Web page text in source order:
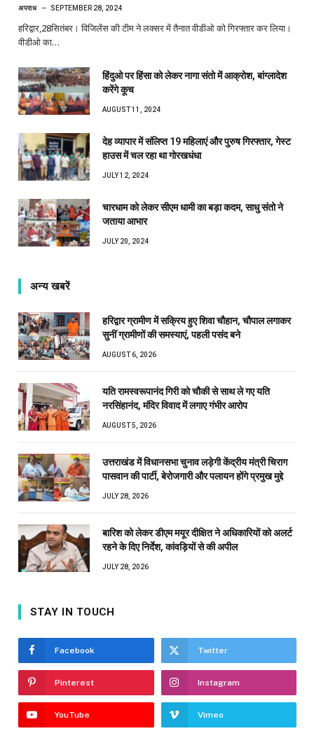
अपराध SEPTEMBER 28, 2024
हरिद्वार,28सितंबर। विजिलेंस की टीम ने लक्सर में तैनात वीडीओ को गिरफ्तार कर लिया।
वीडीओ का…
हिंदुओ पर हिंसा को लेकर नागा संतो में आक्रोश, बांग्लादेश
करेंगे कूच
AUGUST 11, 2024
देह व्यापार में संलिप्त 19 महिलाएं और पुरुष गिरफ्तार, गेस्ट
हाउस में चल रहा था गोरखधंधा
JULY 12, 2024
चारधाम को लेकर सीएम धामी का बड़ा कदम, साधु संतो ने
जताया आभार
JULY 20, 2024
अन्य खबरें
हरिद्वार ग्रामीण में सक्रिय हुए शिवा चौहान, चौपाल लगाकर
सुनीं ग्रामीणों की समस्याएं, पहली पसंद बने
AUGUST 6, 2026
यति रामस्वरूपानंद गिरी को चौकी से साथ ले गए यति
नरसिंहानंद, मंदिर विवाद में लगाए गंभीर आरोप
AUGUST 5, 2026
उत्तराखंड में विधानसभा चुनाव लड़ेगी केंद्रीय मंत्री चिराग
पासवान की पार्टी, बेरोजगारी और पलायन होंगे प्रमुख मुद्दे
JULY 28, 2026
बारिश को लेकर डीएम मयूर दीक्षित ने अधिकारियों को अलर्ट
रहने के दिए निर्देश, कांवड़ियों से की अपील
JULY 28, 2026
STAY IN TOUCH
Facebook Twitter
Pinterest Instagram
YouTube Vimeo